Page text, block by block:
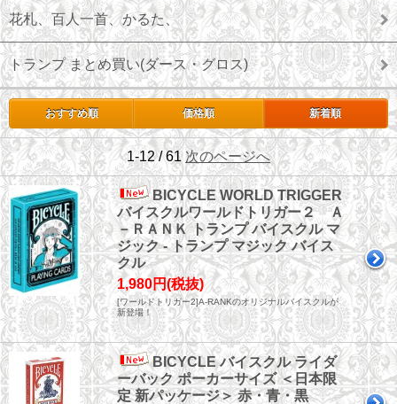
花札、百人一首、かるた、
トランプ まとめ買い(ダース・グロス)
おすすめ順 価格順 新着順
1-12 / 61次のページへ
BICYCLE WORLD TRIGGER
バイスクルワールドトリガー２ Ａ
－ＲＡＮＫ トランプ バイスクル マ
ジック - トランプ マジック バイス
クル
1,980円(税抜)
[ワールドトリガー2]A-RANKのオリジナルバイスクルが
新登場！
BICYCLE バイスクル ライダ
ーバック ポーカーサイズ ＜日本限
定 新パッケージ＞ 赤・青・黒